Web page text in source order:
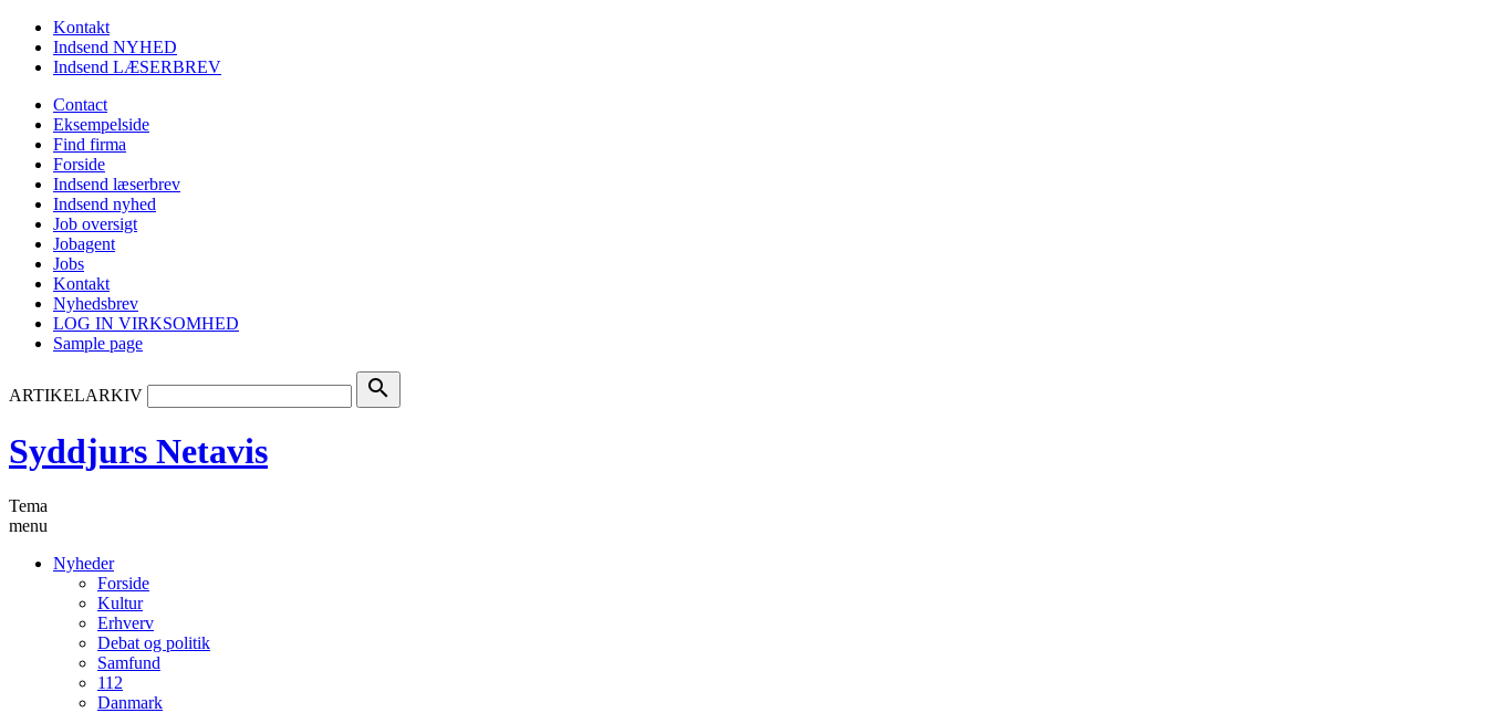
Kontakt
Indsend NYHED
Indsend LÆSERBREV
Contact
Eksempelside
Find firma
Forside
Indsend læserbrev
Indsend nyhed
Job oversigt
Jobagent
Jobs
Kontakt
Nyhedsbrev
LOG IN VIRKSOMHED
Sample page
ARTIKELARKIV search
Syddjurs Netavis
Tema
menu
Nyheder
Forside
Kultur
Erhverv
Debat og politik
Samfund
112
Danmark